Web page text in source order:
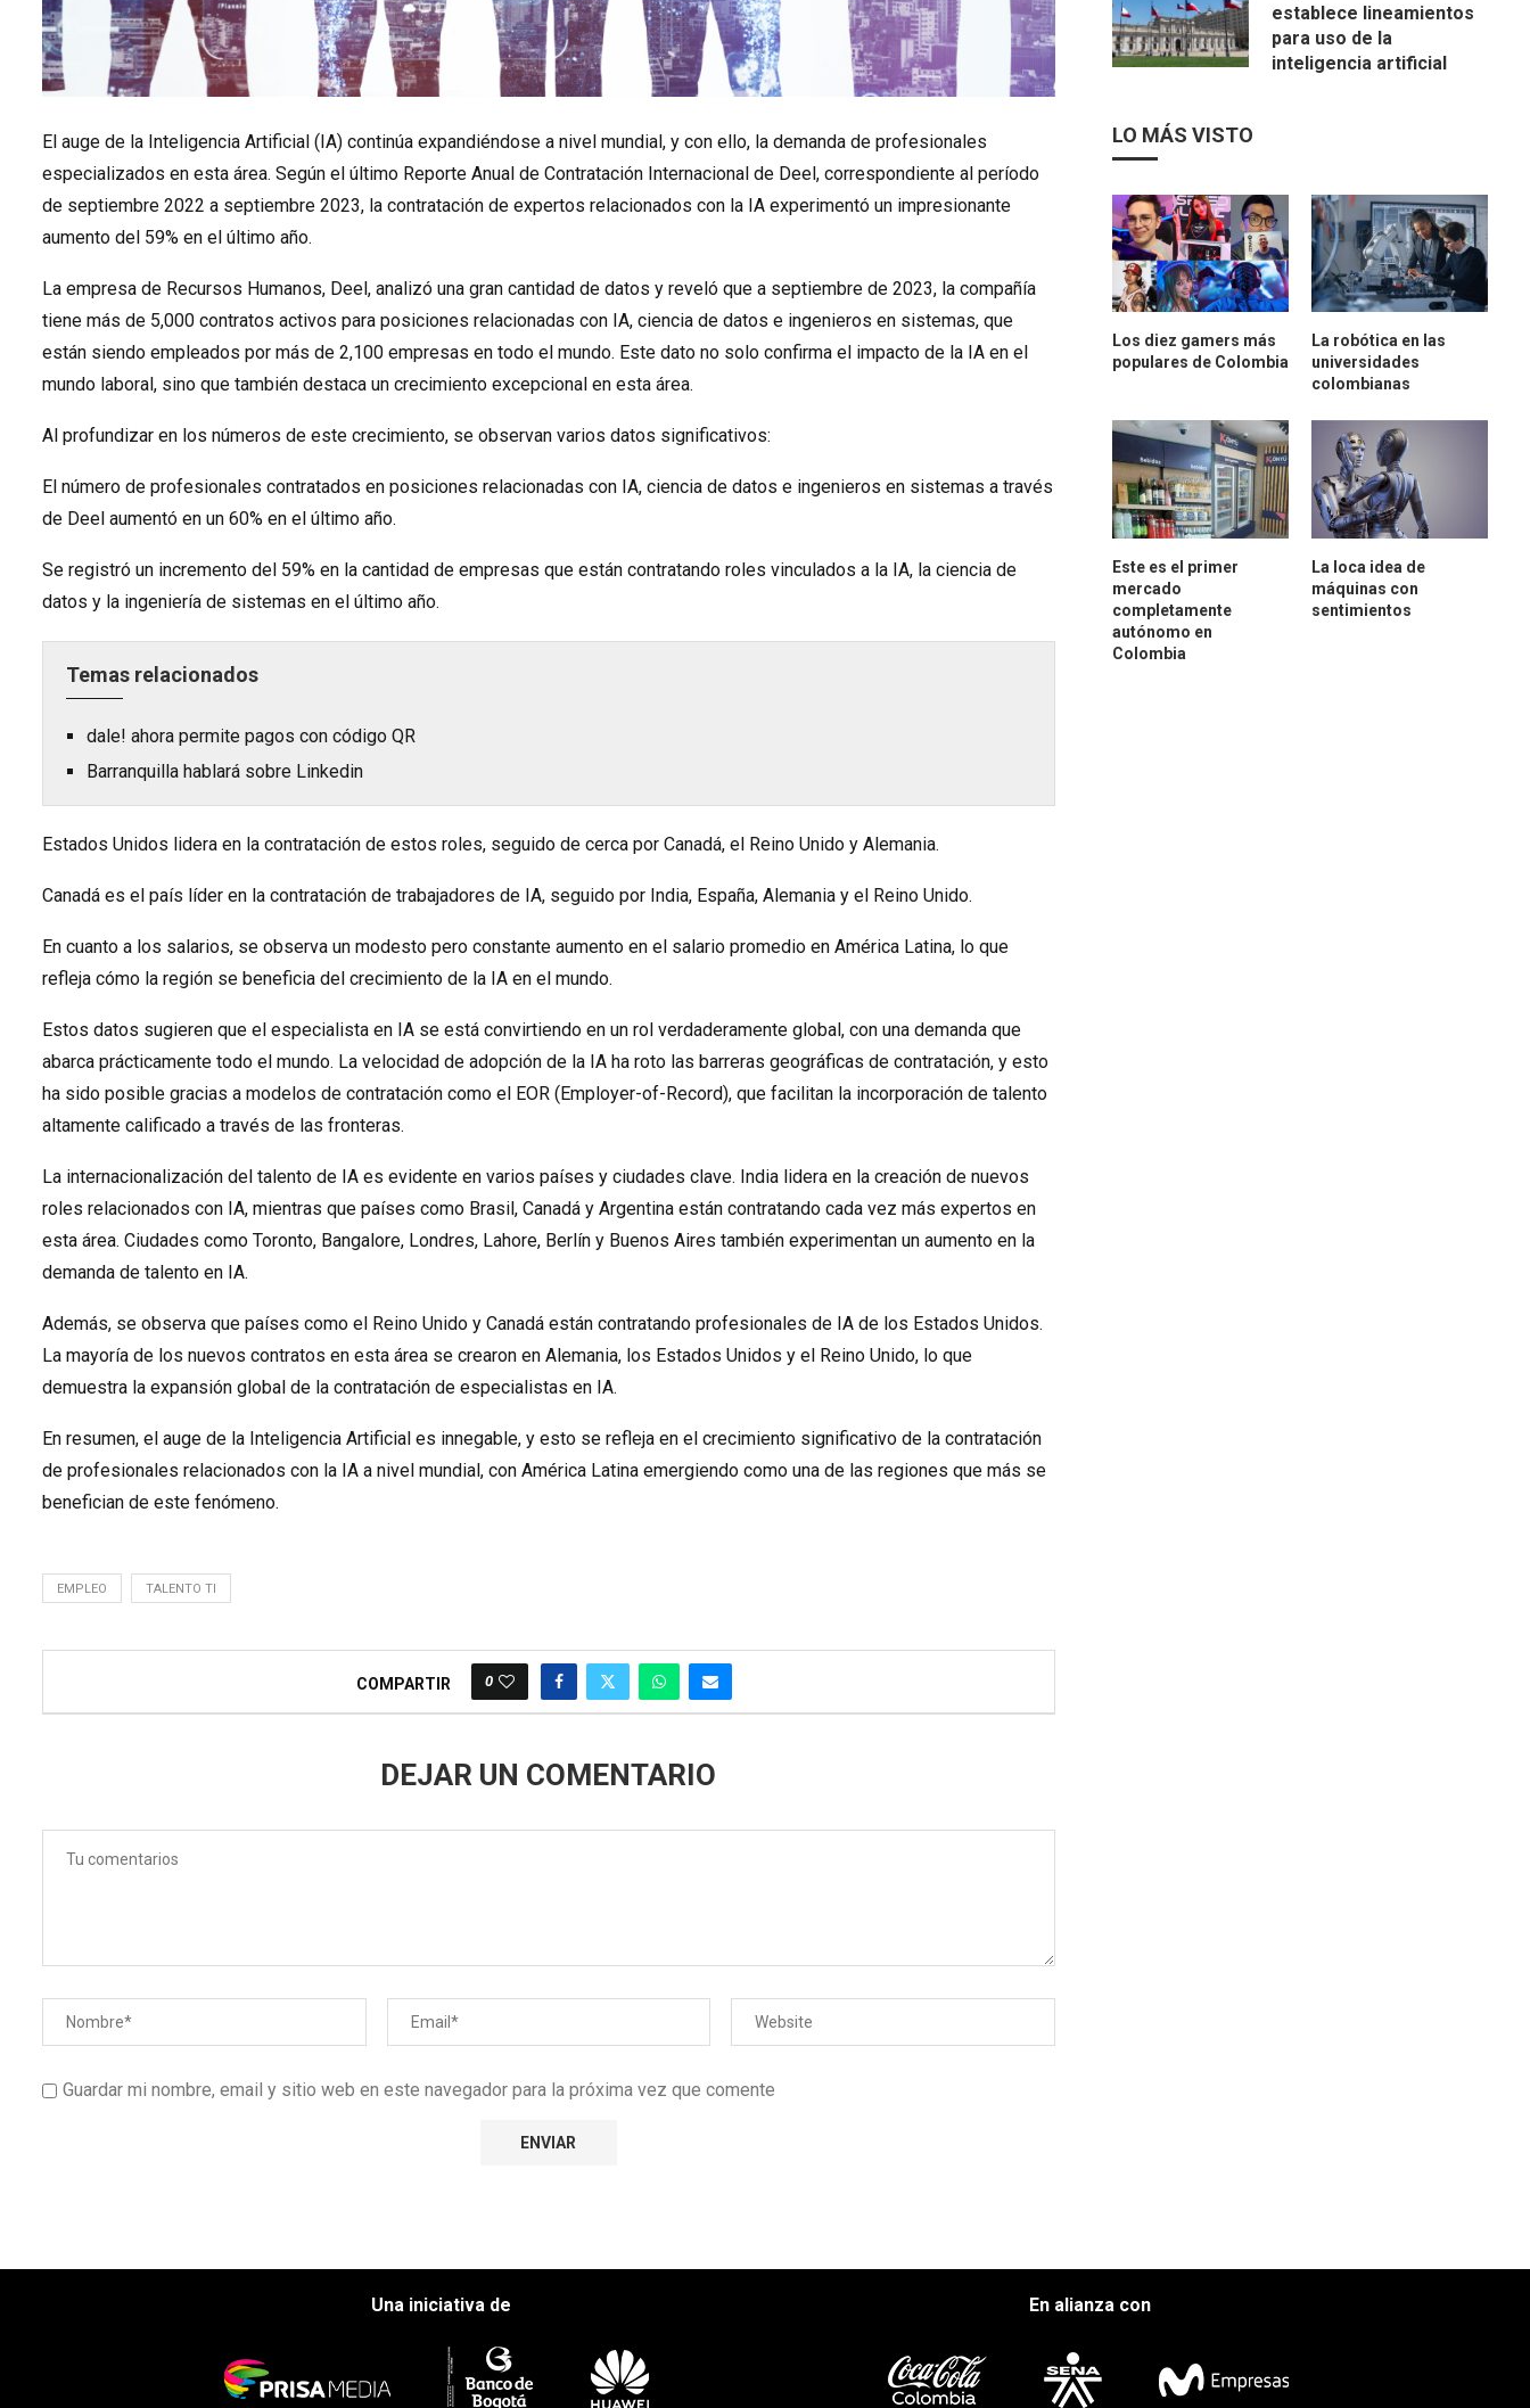
El auge de la Inteligencia Artificial (IA) continúa expandiéndose a nivel mundial, y con ello, la demanda de profesionales
especializados en esta área. Según el último Reporte Anual de Contratación Internacional de Deel, correspondiente al período
de septiembre 2022 a septiembre 2023, la contratación de expertos relacionados con la IA experimentó un impresionante
aumento del 59% en el último año.
La empresa de Recursos Humanos, Deel, analizó una gran cantidad de datos y reveló que a septiembre de 2023, la compañía
tiene más de 5,000 contratos activos para posiciones relacionadas con IA, ciencia de datos e ingenieros en sistemas, que
están siendo empleados por más de 2,100 empresas en todo el mundo. Este dato no solo confirma el impacto de la IA en el
mundo laboral, sino que también destaca un crecimiento excepcional en esta área.
Al profundizar en los números de este crecimiento, se observan varios datos significativos:
El número de profesionales contratados en posiciones relacionadas con IA, ciencia de datos e ingenieros en sistemas a través
de Deel aumentó en un 60% en el último año.
Se registró un incremento del 59% en la cantidad de empresas que están contratando roles vinculados a la IA, la ciencia de
datos y la ingeniería de sistemas en el último año.
Temas relacionados
dale! ahora permite pagos con código QR
Barranquilla hablará sobre Linkedin
Estados Unidos lidera en la contratación de estos roles, seguido de cerca por Canadá, el Reino Unido y Alemania.
Canadá es el país líder en la contratación de trabajadores de IA, seguido por India, España, Alemania y el Reino Unido.
En cuanto a los salarios, se observa un modesto pero constante aumento en el salario promedio en América Latina, lo que
refleja cómo la región se beneficia del crecimiento de la IA en el mundo.
Estos datos sugieren que el especialista en IA se está convirtiendo en un rol verdaderamente global, con una demanda que
abarca prácticamente todo el mundo. La velocidad de adopción de la IA ha roto las barreras geográficas de contratación, y esto
ha sido posible gracias a modelos de contratación como el EOR (Employer-of-Record), que facilitan la incorporación de talento
altamente calificado a través de las fronteras.
La internacionalización del talento de IA es evidente en varios países y ciudades clave. India lidera en la creación de nuevos
roles relacionados con IA, mientras que países como Brasil, Canadá y Argentina están contratando cada vez más expertos en
esta área. Ciudades como Toronto, Bangalore, Londres, Lahore, Berlín y Buenos Aires también experimentan un aumento en la
demanda de talento en IA.
Además, se observa que países como el Reino Unido y Canadá están contratando profesionales de IA de los Estados Unidos.
La mayoría de los nuevos contratos en esta área se crearon en Alemania, los Estados Unidos y el Reino Unido, lo que
demuestra la expansión global de la contratación de especialistas en IA.
En resumen, el auge de la Inteligencia Artificial es innegable, y esto se refleja en el crecimiento significativo de la contratación
de profesionales relacionados con la IA a nivel mundial, con América Latina emergiendo como una de las regiones que más se
benefician de este fenómeno.
EMPLEO TALENTO TI
COMPARTIR 0
DEJAR UN COMENTARIO
Guardar mi nombre, email y sitio web en este navegador para la próxima vez que comente
establece lineamientos
para uso de la
inteligencia artificial
LO MÁS VISTO
Los diez gamers más
populares de Colombia
La robótica en las
universidades
colombianas
Este es el primer
mercado
completamente
autónomo en
Colombia
La loca idea de
máquinas con
sentimientos
Una iniciativa de En alianza con